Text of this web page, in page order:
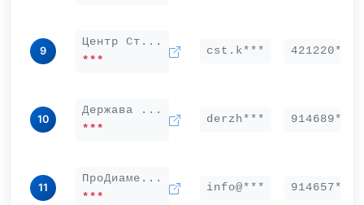
9
Центр Ст...
***
cst.k*** 421220***
10
Держава ...
***
derzh*** 914689***
11
ПроДиаме...
***
info@*** 914657***